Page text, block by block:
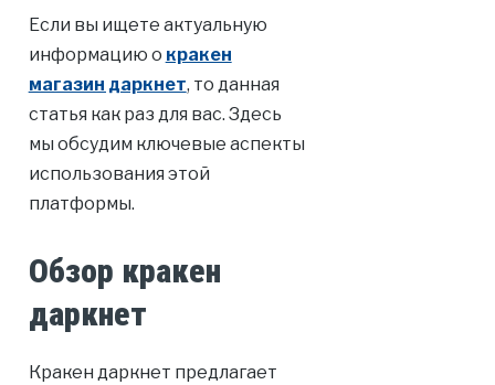
Если вы ищете актуальную
информацию о кракен
магазин даркнет, то данная
статья как раз для вас. Здесь
мы обсудим ключевые аспекты
использования этой
платформы.
Обзор кракен
даркнет
Кракен даркнет предлагает